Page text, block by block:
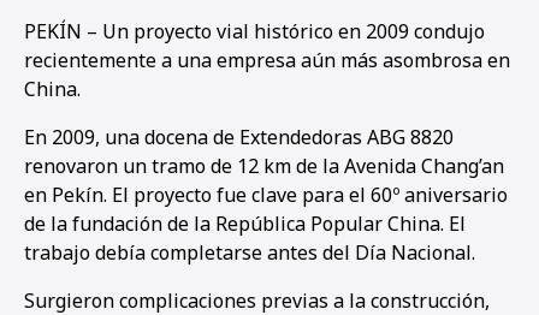
PEKÍN – Un proyecto vial histórico en 2009 condujo
recientemente a una empresa aún más asombrosa en
China.
En 2009, una docena de Extendedoras ABG 8820
renovaron un tramo de 12 km de la Avenida Chang’an
en Pekín. El proyecto fue clave para el 60º aniversario
de la fundación de la República Popular China. El
trabajo debía completarse antes del Día Nacional.
Surgieron complicaciones previas a la construcción,